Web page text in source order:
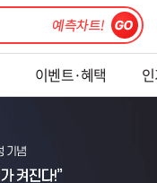
이벤트·혜택